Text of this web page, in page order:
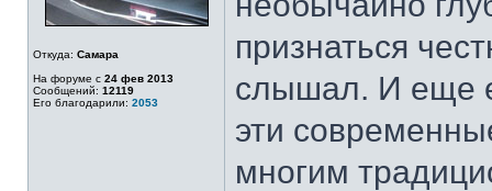
Откуда: Самара
На форуме с 24 фев 2013
Сообщений: 12119
Его благодарили: 2053
признаться
слышал. И еще
эти
многим